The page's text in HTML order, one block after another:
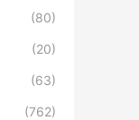
(80)
(20)
(63)
(762)